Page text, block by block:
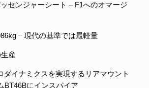
センジャーシート – F1へのオマージ
– 現代の基準では最軽量
産
ダイナミクスを実現するリアマウント
BT46Bにインスパイア